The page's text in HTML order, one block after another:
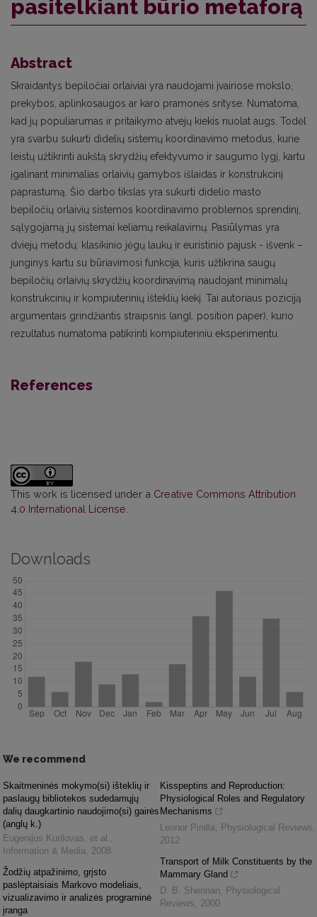
pasitelkiant būrio metaforą
Abstract
Skraidantys bepiločiai orlaiviai yra naudojami įvairiose mokslo,
prekybos, aplinkosaugos ar karo pramonės srityse. Numatoma,
kad jų populiarumas ir pritaikymo atvejų kiekis nuolat augs. Todėl
yra svarbu sukurti didelių sistemų koordinavimo metodus, kurie
leistų užtikrinti aukštą skrydžių efektyvumo ir saugumo lygį, kartu
įgalinant minimalias orlaivių gamybos išlaidas ir konstrukcinį
paprastumą. Šio darbo tikslas yra sukurti didelio masto
bepiločių orlaivių sistemos koordinavimo problemos sprendinį,
sąlygojamą jų sistemai keliamų reikalavimų. Pasiūlymas yra
dviejų metodų: klasikinio jėgų laukų ir euristinio pajusk - išvenk –
junginys kartu su būriavimosi funkcija, kuris užtikrina saugų
bepiločių orlaivių skrydžių koordinavimą naudojant minimalų
konstrukcinių ir kompiuterinių išteklių kiekį. Tai autoriaus poziciją
argumentais grindžiantis straipsnis (angl. position paper), kurio
rezultatus numatoma patikrinti kompiuteriniu eksperimentu.
References
This work is licensed under a Creative Commons Attribution
4.0 International License.
Downloads
We recommend
Skaitmeninės mokymo(si) išteklių ir
paslaugų bibliotekos sudedamųjų
dalių daugkartinio naudojimo(si) gairės
(anglų k.)
Eugenijus Kurilovas, et al. ,
Information & Media, 2008
Žodžių atpažinimo, grįsto
paslėptaisiais Markovo modeliais,
vizualizavimo ir analizės programinė
įranga
Kisspeptins and Reproduction:
Physiological Roles and Regulatory
Mechanisms
Leonor Pinilla, Physiological Reviews,
2012
Transport of Milk Constituents by the
Mammary Gland
D. B. Shennan, Physiological
Reviews, 2000